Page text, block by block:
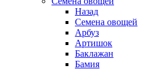
Назад
Семена овощей
Арбуз
Артишок
Баклажан
Бамия